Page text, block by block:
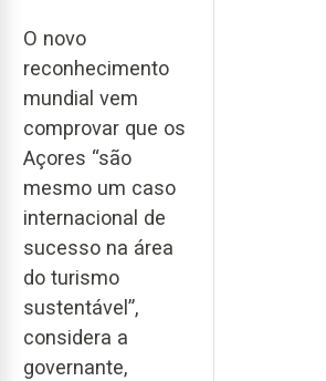
O novo
reconhecimento
mundial vem
comprovar que os
Açores “são
mesmo um caso
internacional de
sucesso na área
do turismo
sustentável”,
considera a
governante,